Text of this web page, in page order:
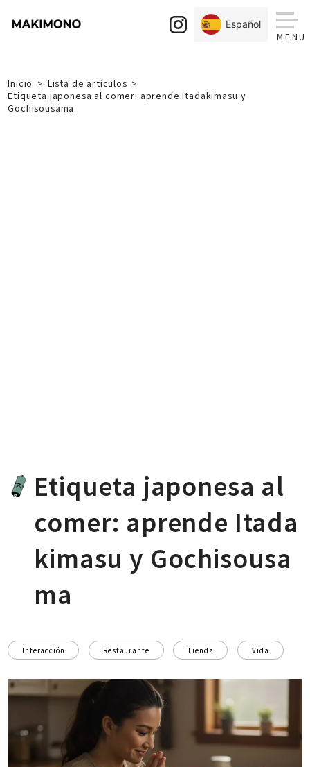
Español
Inicio
Lista de artículos
Etiqueta japonesa al comer: aprende Itadakimasu y
Gochisousama
Etiqueta japonesa al
comer: aprende Itada
kimasu y Gochisousa
ma
Interacción Restaurante Tienda Vida